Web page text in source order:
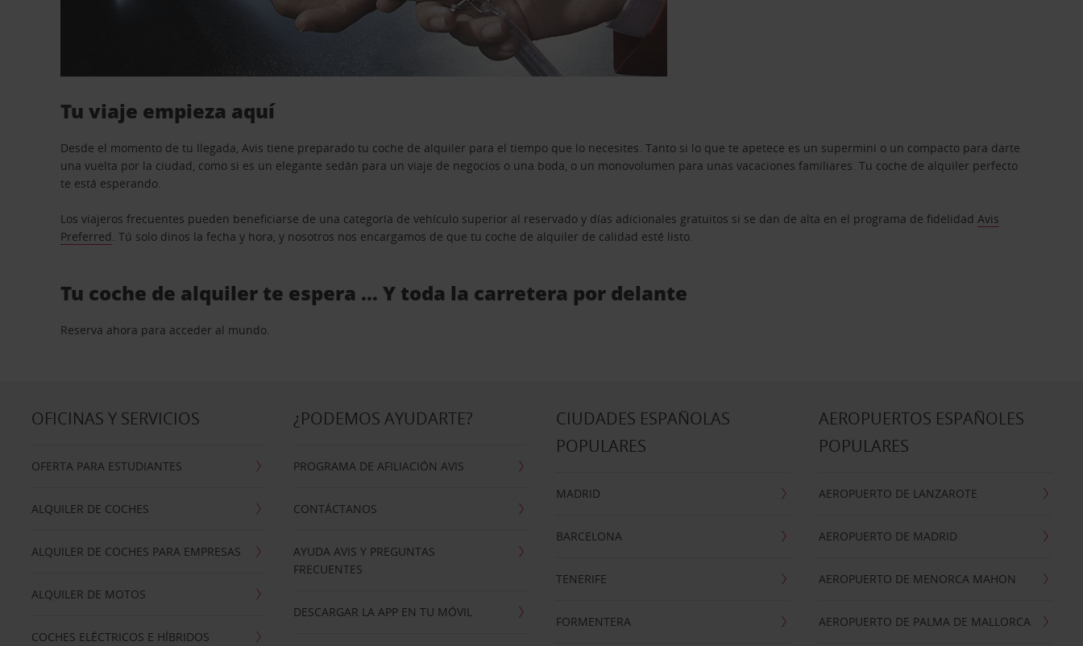
Tu viaje empieza aquí
Desde el momento de tu llegada, Avis tiene preparado tu coche de alquiler para el tiempo que lo necesites. Tanto si lo que te apetece es un supermini o un compacto para darte
una vuelta por la ciudad, como si es un elegante sedán para un viaje de negocios o una boda, o un monovolumen para unas vacaciones familiares. Tu coche de alquiler perfecto
te está esperando.
Los viajeros frecuentes pueden beneficiarse de una categoría de vehículo superior al reservado y días adicionales gratuitos si se dan de alta en el programa de fidelidadAvis
Preferred. Tú solo dinos la fecha y hora, y nosotros nos encargamos de que tu coche de alquiler de calidad esté listo.
Tu coche de alquiler te espera … Y toda la carretera por delante
Reserva ahora para acceder al mundo.
OFICINAS Y SERVICIOS
OFERTA PARA ESTUDIANTES
ALQUILER DE COCHES
ALQUILER DE COCHES PARA EMPRESAS
ALQUILER DE MOTOS
COCHES ELÉCTRICOS E HÍBRIDOS
¿PODEMOS AYUDARTE?
PROGRAMA DE AFILIACIÓN AVIS
CONTÁCTANOS
AYUDA AVIS Y PREGUNTAS
FRECUENTES
DESCARGAR LA APP EN TU MÓVIL
CIUDADES ESPAÑOLAS
POPULARES
MADRID
BARCELONA
TENERIFE
FORMENTERA
AEROPUERTOS ESPAÑOLES
POPULARES
AEROPUERTO DE LANZAROTE
AEROPUERTO DE MADRID
AEROPUERTO DE MENORCA MAHON
AEROPUERTO DE PALMA DE MALLORCA